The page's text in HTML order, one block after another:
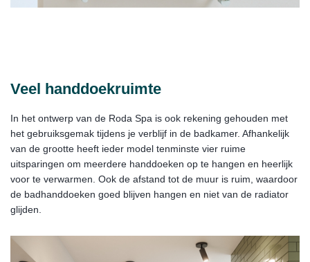
Veel handdoekruimte
In het ontwerp van de Roda Spa is ook rekening gehouden met
het gebruiksgemak tijdens je verblijf in de badkamer. Afhankelijk
van de grootte heeft ieder model tenminste vier ruime
uitsparingen om meerdere handdoeken op te hangen en heerlijk
voor te verwarmen. Ook de afstand tot de muur is ruim, waardoor
de badhanddoeken goed blijven hangen en niet van de radiator
glijden.